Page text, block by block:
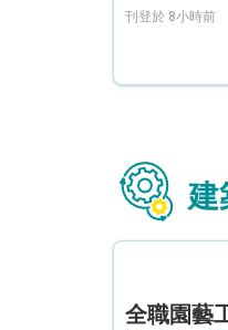
刊登於 8小時前
建
全職園藝